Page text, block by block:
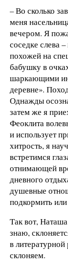
– Во сколько
меня
вечером. Я
соседке слева
похожей на
бабушку в
шаркающими
деревне».
Однажды
затем же я
Феоклита
и использует
хитрость, я
встретимся
отнимающей
дневного
душевные
подкормить
Так вот,
знаю,
в
склоняем.